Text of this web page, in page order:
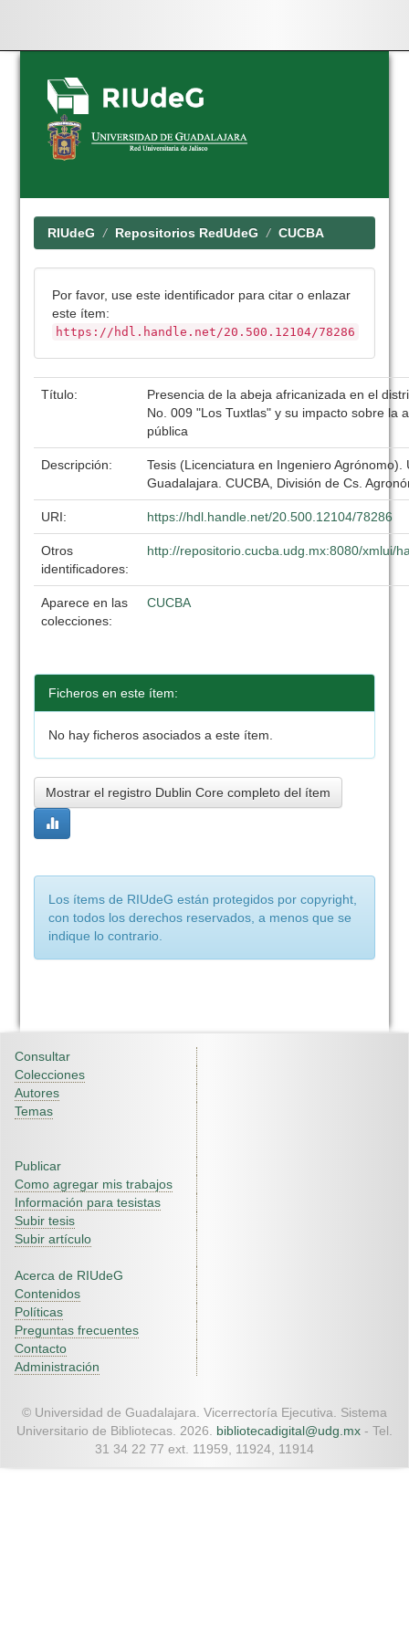
Skip
navigation
RIUdeG Repositorios RedUdeG CUCBA
Por favor, use este identificador para citar o enlazar
este ítem:
https://hdl.handle.net/20.500.12104/78286
Título:
Presencia de la abeja africanizada en el
No. 009 "Los Tuxtlas" y su impacto sobre la
pública
Descripción:
Tesis (Licenciatura en Ingeniero Agrónomo).
Guadalajara. CUCBA, División de Cs.
URI: https://hdl.handle.net/20.500.12104/78286
Otros
identificadores:
http://repositorio.cucba.udg.mx:8080/xmlui/
Aparece en las
colecciones:
CUCBA
Ficheros en este ítem:
No hay ficheros asociados a este ítem.
Mostrar el registro Dublin Core completo del ítem
Los ítems de RIUdeG están protegidos por copyright,
con todos los derechos reservados, a menos que se
indique lo contrario.
Consultar
Colecciones
Autores
Temas
Publicar
Como agregar mis trabajos
Información para tesistas
Subir tesis
Subir artículo
Acerca de RIUdeG
Contenidos
Políticas
Preguntas frecuentes
Contacto
Administración
© Universidad de Guadalajara. Vicerrectoría Ejecutiva. Sistema
Universitario de Bibliotecas. 2026. bibliotecadigital@udg.mx - Tel.
31 34 22 77 ext. 11959, 11924, 11914